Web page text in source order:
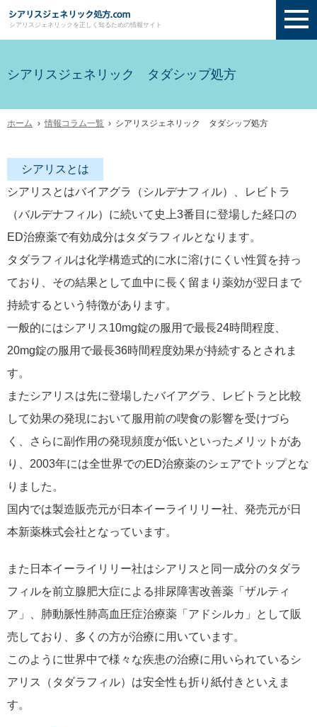
シアリスジェネリックを正しく知るための情報サイト
シアリスジェネリック タダシップ処方
ホーム › 情報コラム一覧 › シアリスジェネリック タダシップ処方
シアリスとは
シアリスとはバイアグラ（シルデナフィル）、レビトラ
（バルデナフィル）に続いて史上3番目に登場した経口の
ED治療薬で有効成分はタダラフィルとなります。
タダラフィルは化学構造式的に水に溶けにくい性質を持っ
ており、その結果として血中に長く留まり薬効が翌日まで
持続するという特徴があります。
一般的にはシアリス10mg錠の服用で最長24時間程度、
20mg錠の服用で最長36時間程度効果が持続するとされま
す。
またシアリスは先に登場したバイアグラ、レビトラと比較
して効果の発現において服用前の喫食の影響を受けづら
く、さらに副作用の発現頻度が低いといったメリットがあ
り、2003年には全世界でのED治療薬のシェアでトップとな
りました。
国内では製造販売元が日本イーライリリー社、発売元が日
本新薬株式会社となっています。
また日本イーライリリー社はシアリスと同一成分のタダラ
フィルを前立腺肥大症による排尿障害改善薬「ザルティ
ア」、肺動脈性肺高血圧症治療薬「アドシルカ」として販
売しており、多くの方が治療に用いています。
このように世界中で様々な疾患の治療に用いられているシ
アリス（タダラフィル）は安全性も折り紙付きといえま
す。